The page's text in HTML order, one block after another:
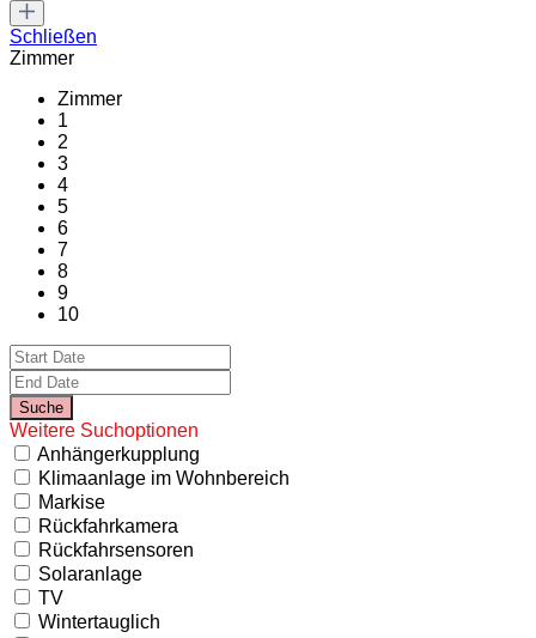
Schließen
Zimmer
Zimmer
1
2
3
4
5
6
7
8
9
10
Weitere Suchoptionen
Anhängerkupplung
Klimaanlage im Wohnbereich
Markise
Rückfahrkamera
Rückfahrsensoren
Solaranlage
TV
Wintertauglich